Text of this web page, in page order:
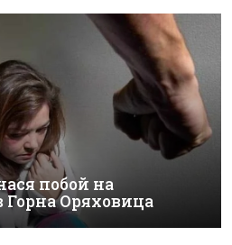
побой на
Горна Оряховица